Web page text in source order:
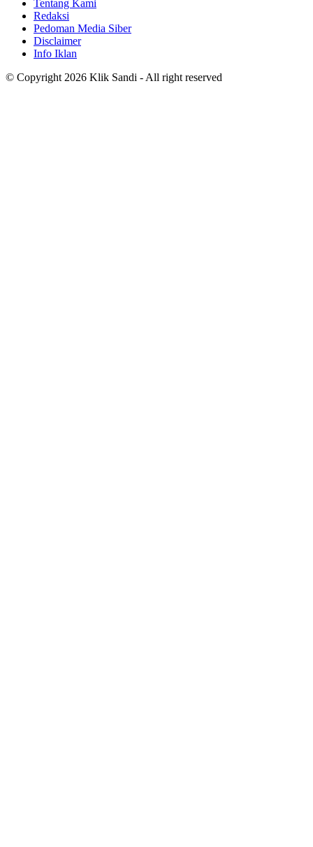
Tentang Kami
Redaksi
Pedoman Media Siber
Disclaimer
Info Iklan
© Copyright 2026 Klik Sandi - All right reserved